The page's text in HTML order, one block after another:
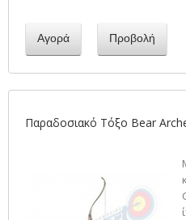
Αγορά Προβολή
Παραδοσιακό Τόξο Bear